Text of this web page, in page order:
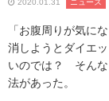
2020.01.31 ニュース
「お腹周りが気に
消しようとダイエ
いのでは？ そんな
法があった。